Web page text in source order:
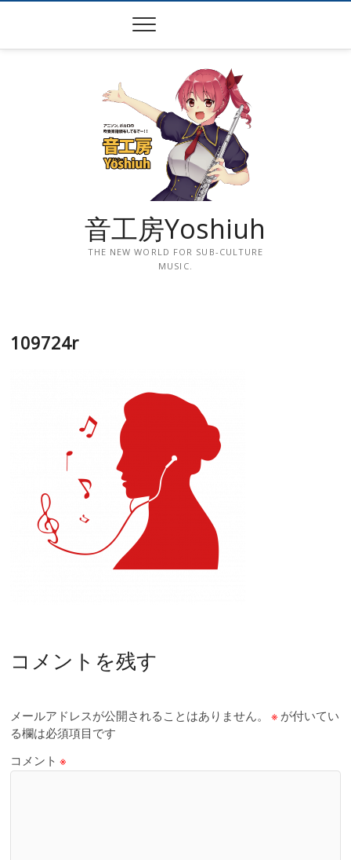
音工房Yoshiuh
THE NEW WORLD FOR SUB-CULTURE
MUSIC.
109724r
コメントを残す
メールアドレスが公開されることはありません。 ※ が付いてい
る欄は必須項目です
コメント※